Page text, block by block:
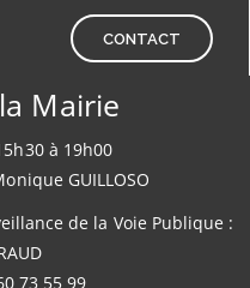
CONTACT
Mairie
à 19h00
GUILLOSO
de la Voie Publique :
73 55 99